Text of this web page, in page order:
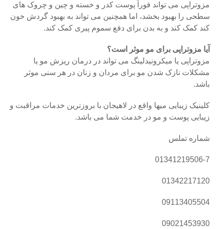
مزوتراپی می تواند فوراً پوست کدر و خسته و چین و چروک های
سطحی را بهبود بخشد، اما همچنین می تواند به بهبود گردش خون
کند کمک کند و به بدن برای دفع سموم پیری کمک کند.
آیا مزوتراپی برای مو موثر است؟
مزوتراپی یا میکرونیدلینگ می تواند در درمان ریزش مو یا
مشکلات نازک شدن مو برای مردان و زنان در هر سنی موثر
باشد.
کلینیک زیبایی میها واقع در لاهیجان با بروزترین خدمات مراقبت و
زیبایی پوست و مو در خدمت شما می باشد.
شماره تملس
01341219506-7
01342217120
09113405504
09021453930